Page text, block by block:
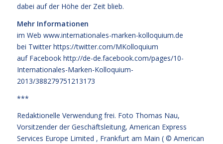
dabei auf der Höhe der Zeit blieb.
Mehr Informationen
im Web www.internationales-marken-kolloquium.de
bei Twitter https://twitter.com/MKolloquium
auf Facebook http://de-de.facebook.com/pages/10-
Internationales-Marken-Kolloquium-
2013/388279751213173
***
Redaktionelle Verwendung frei. Foto Thomas Nau,
Vorsitzender der Geschäftsleitung, American Express
Services Europe Limited , Frankfurt am Main ( © American